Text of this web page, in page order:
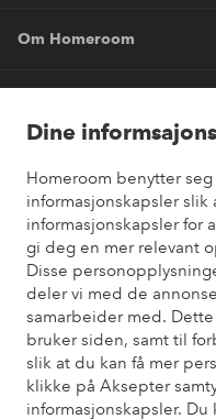
Dine
Homeroom benytter
informasjonskapsler
informasjonskapsler for
gi deg en mer relevant
Disse
deler vi med de
samarbeider med.
bruker siden, samt til
slik at du kan få mer
klikke på Aksepter
informasjonskapsler.
Om Homeroom
Venner
Vil du vite mer om
elpy